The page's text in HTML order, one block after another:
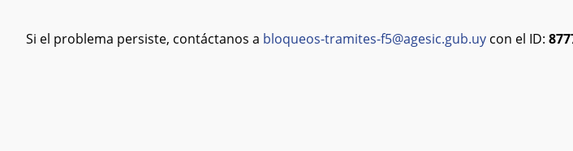
Si el problema persiste, contáctanos a bloqueos-tramites-f5@agesic.gub.uy con el ID: